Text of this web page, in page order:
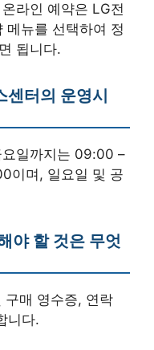
라인 예약은 LG전
메뉴를 선택하여 정
됩니다.
센터의 운영시
일까지는 09:00 –
이며, 일요일 및 공
야 할 것은 무엇
매 영수증, 연락
니다.